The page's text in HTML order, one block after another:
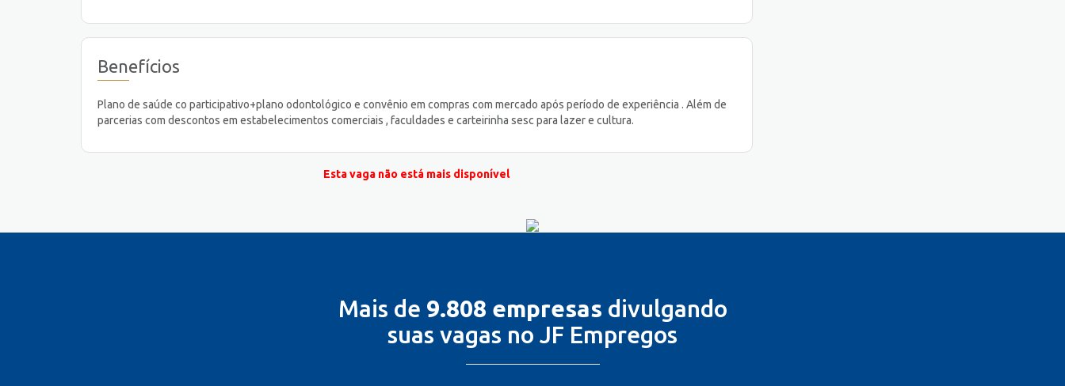
Benefícios
Plano de saúde co participativo+plano odontológico e convênio em compras com mercado após período de experiência . Além de
parcerias com descontos em estabelecimentos comerciais , faculdades e carteirinha sesc para lazer e cultura.
Esta vaga não está mais disponível
Mais de 9.808 empresas divulgando
suas vagas no JF Empregos